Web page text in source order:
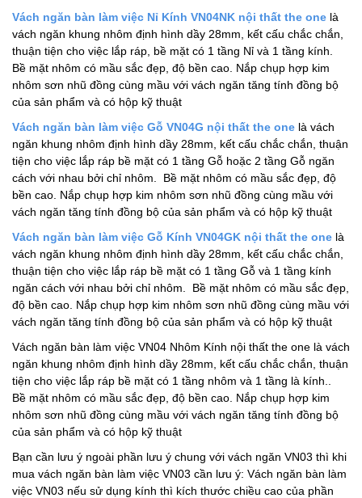
Vách ngăn bàn làm việc Nỉ Kính VN04NK nội thất the one là
vách ngăn khung nhôm định hình dầy 28mm, kết cấu chắc chắn,
thuận tiện cho việc lắp ráp, bề mặt có 1 tầng Nỉ và 1 tầng kính.
Bề mặt nhôm có mầu sắc đẹp, độ bền cao. Nắp chụp hợp kim
nhôm sơn nhũ đồng cùng mầu với vách ngăn tăng tính đồng bộ
của sản phẩm và có hộp kỹ thuật
Vách ngăn bàn làm việc Gỗ VN04G nội thất the one là vách
ngăn khung nhôm định hình dầy 28mm, kết cấu chắc chắn, thuận
tiện cho việc lắp ráp bề mặt có 1 tầng Gỗ hoặc 2 tầng Gỗ ngăn
cách với nhau bởi chỉ nhôm. Bề mặt nhôm có mầu sắc đẹp, độ
bền cao. Nắp chụp hợp kim nhôm sơn nhũ đồng cùng mầu với
vách ngăn tăng tính đồng bộ của sản phẩm và có hộp kỹ thuật
Vách ngăn bàn làm việc Gỗ Kính VN04GK nội thất the one là
vách ngăn khung nhôm định hình dầy 28mm, kết cấu chắc chắn,
thuận tiện cho việc lắp ráp bề mặt có 1 tầng Gỗ và 1 tầng kính
ngăn cách với nhau bởi chỉ nhôm. Bề mặt nhôm có mầu sắc đẹp,
độ bền cao. Nắp chụp hợp kim nhôm sơn nhũ đồng cùng mầu với
vách ngăn tăng tính đồng bộ của sản phẩm và có hộp kỹ thuật
Vách ngăn bàn làm việc VN04 Nhôm Kính nội thất the one là vách
ngăn khung nhôm định hình dầy 28mm, kết cấu chắc chắn, thuận
tiện cho việc lắp ráp bề mặt có 1 tầng nhôm và 1 tầng là kính..
Bề mặt nhôm có mầu sắc đẹp, độ bền cao. Nắp chụp hợp kim
nhôm sơn nhũ đồng cùng mầu với vách ngăn tăng tính đồng bộ
của sản phẩm và có hộp kỹ thuật
Bạn cần lưu ý ngoài phần lưu ý chung với vách ngăn VN03 thì khi
mua vách ngăn bàn làm việc VN03 cần lưu ý: Vách ngăn bàn làm
việc VN03 nếu sử dụng kính thì kích thước chiều cao của phần